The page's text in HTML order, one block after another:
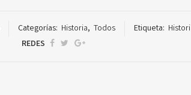
Categorías: Historia, Todos Etiqueta:
REDES